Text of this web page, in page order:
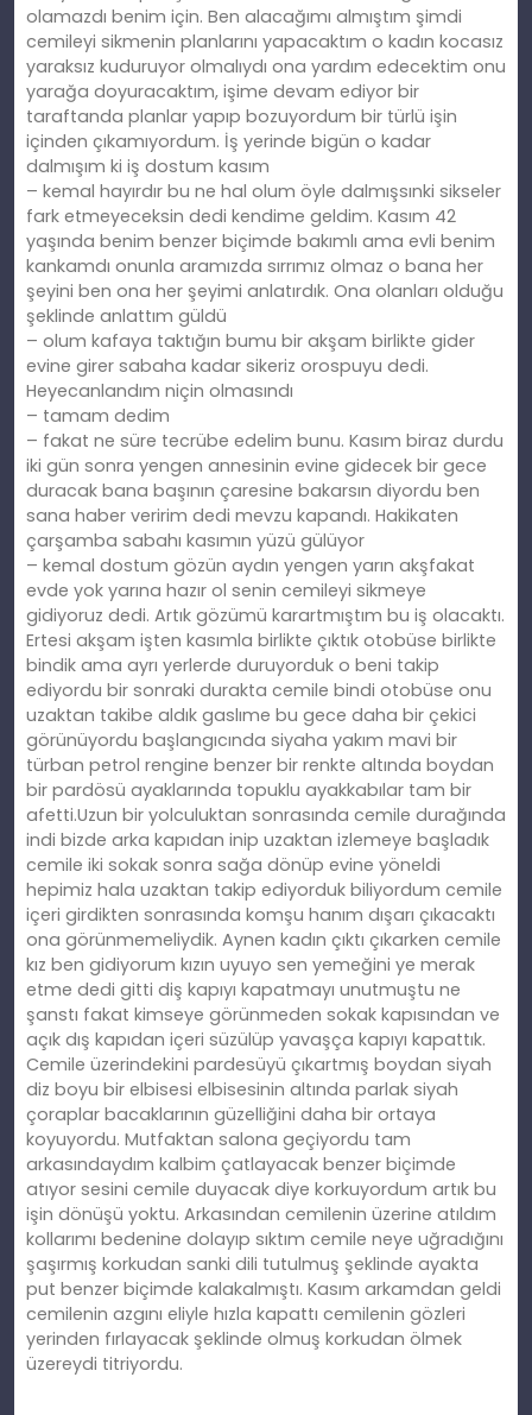
olamazdı benim için. Ben alacağımı almıştım şimdi
cemileyi sikmenin planlarını yapacaktım o kadın kocasız
yaraksız kuduruyor olmalıydı ona yardım edecektim onu
yarağa doyuracaktım, işime devam ediyor bir
taraftanda planlar yapıp bozuyordum bir türlü işin
içinden çıkamıyordum. İş yerinde bigün o kadar
dalmışım ki iş dostum kasım
– kemal hayırdır bu ne hal olum öyle dalmışsınki sikseler
fark etmeyeceksin dedi kendime geldim. Kasım 42
yaşında benim benzer biçimde bakımlı ama evli benim
kankamdı onunla aramızda sırrımız olmaz o bana her
şeyini ben ona her şeyimi anlatırdık. Ona olanları olduğu
şeklinde anlattım güldü
– olum kafaya taktığın bumu bir akşam birlikte gider
evine girer sabaha kadar sikeriz orospuyu dedi.
Heyecanlandım niçin olmasındı
– tamam dedim
– fakat ne süre tecrübe edelim bunu. Kasım biraz durdu
iki gün sonra yengen annesinin evine gidecek bir gece
duracak bana başının çaresine bakarsın diyordu ben
sana haber veririm dedi mevzu kapandı. Hakikaten
çarşamba sabahı kasımın yüzü gülüyor
– kemal dostum gözün aydın yengen yarın akşfakat
evde yok yarına hazır ol senin cemileyi sikmeye
gidiyoruz dedi. Artık gözümü karartmıştım bu iş olacaktı.
Ertesi akşam işten kasımla birlikte çıktık otobüse birlikte
bindik ama ayrı yerlerde duruyorduk o beni takip
ediyordu bir sonraki durakta cemile bindi otobüse onu
uzaktan takibe aldık gaslıme bu gece daha bir çekici
görünüyordu başlangıcında siyaha yakım mavi bir
türban petrol rengine benzer bir renkte altında boydan
bir pardösü ayaklarında topuklu ayakkabılar tam bir
afetti.Uzun bir yolculuktan sonrasında cemile durağında
indi bizde arka kapıdan inip uzaktan izlemeye başladık
cemile iki sokak sonra sağa dönüp evine yöneldi
hepimiz hala uzaktan takip ediyorduk biliyordum cemile
içeri girdikten sonrasında komşu hanım dışarı çıkacaktı
ona görünmemeliydik. Aynen kadın çıktı çıkarken cemile
kız ben gidiyorum kızın uyuyo sen yemeğini ye merak
etme dedi gitti diş kapıyı kapatmayı unutmuştu ne
şanstı fakat kimseye görünmeden sokak kapısından ve
açık dış kapıdan içeri süzülüp yavaşça kapıyı kapattık.
Cemile üzerindekini pardesüyü çıkartmış boydan siyah
diz boyu bir elbisesi elbisesinin altında parlak siyah
çoraplar bacaklarının güzelliğini daha bir ortaya
koyuyordu. Mutfaktan salona geçiyordu tam
arkasındaydım kalbim çatlayacak benzer biçimde
atıyor sesini cemile duyacak diye korkuyordum artık bu
işin dönüşü yoktu. Arkasından cemilenin üzerine atıldım
kollarımı bedenine dolayıp sıktım cemile neye uğradığını
şaşırmış korkudan sanki dili tutulmuş şeklinde ayakta
put benzer biçimde kalakalmıştı. Kasım arkamdan geldi
cemilenin azgını eliyle hızla kapattı cemilenin gözleri
yerinden fırlayacak şeklinde olmuş korkudan ölmek
üzereydi titriyordu.